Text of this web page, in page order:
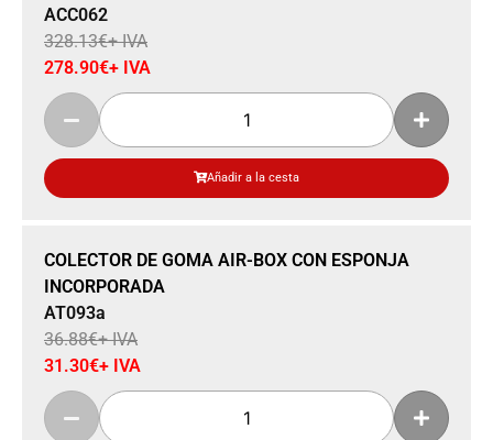
ACC062
328.13€+ IVA
278.90€+ IVA
Añadir a la cesta
Sale 15% Off
COLECTOR DE GOMA AIR-BOX CON ESPONJA
INCORPORADA
AT093a
36.88€+ IVA
31.30€+ IVA